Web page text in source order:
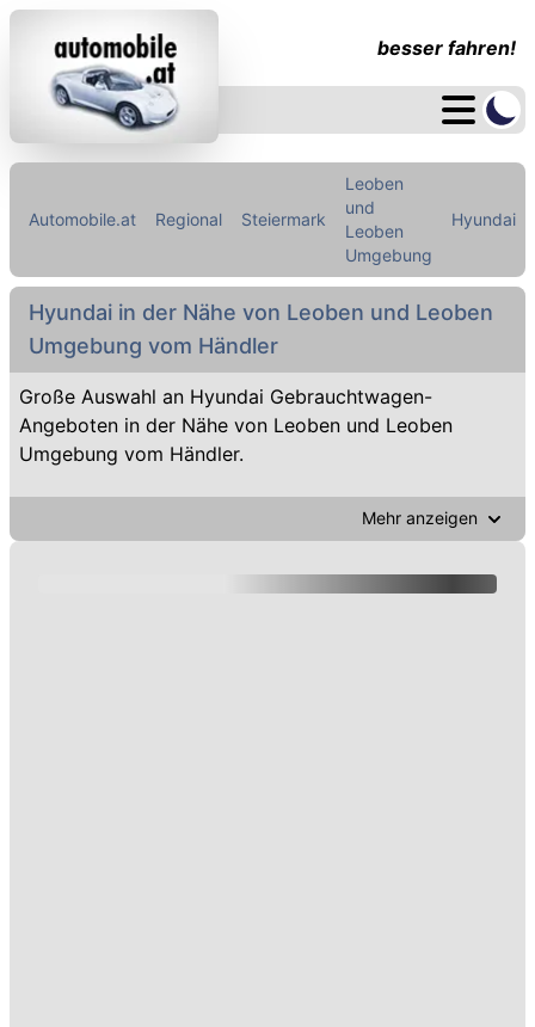
besser fahren!
Automobile.at Regional Steiermark
Leoben
und
Leoben
Umgebung
Hyundai
Hyundai in der Nähe von Leoben und Leoben
Umgebung vom Händler
Große Auswahl an Hyundai Gebrauchtwagen-
Angeboten in der Nähe von Leoben und Leoben
Umgebung vom Händler.
Mehr anzeigen